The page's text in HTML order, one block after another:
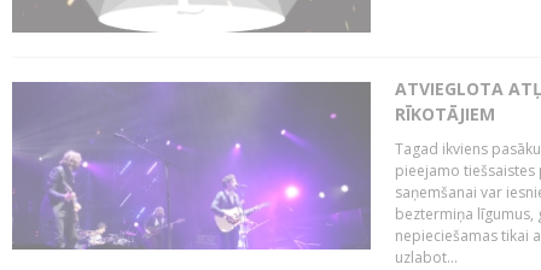
ATVIEGLOTA
RĪKOTĀJIEM
Tagad ikviens
pieejamo tiešsaistes
saņemšanai var
beztermiņa līgumus,
nepieciešamas tikai
uzlabot...